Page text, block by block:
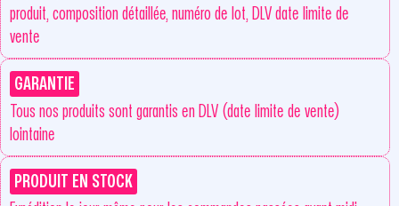
produit, composition détaillée, numéro de lot, DLV date limite de
vente
GARANTIE
Tous nos produits sont garantis en DLV (date limite de vente)
lointaine
PRODUIT EN STOCK